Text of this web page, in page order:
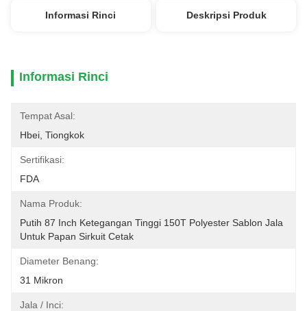
Informasi Rinci Deskripsi Produk
Informasi Rinci
Tempat Asal:
Hbei, Tiongkok
Sertifikasi:
FDA
Nama Produk:
Putih 87 Inch Ketegangan Tinggi 150T Polyester Sablon Jala
Untuk Papan Sirkuit Cetak
Diameter Benang:
31 Mikron
Jala / Inci: